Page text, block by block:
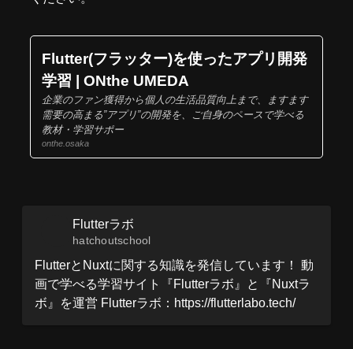
Flutter(フラッター)を使ったアプリ開発
学習 | ONthe UMEDA
企業のファン獲得から個人の生活品質向上まで、ますます
需要の高まる”アプリ”の開発を、ご自身のペースで学べる
教材・学習サポー
onthe.osaka
Flutterラボ
hatchoutschool
FlutterとNuxtに関する知識を発信しています！ 動
画で学べる学習サイト『Flutterラボ』と『Nuxtラ
ボ』を運営 Flutterラボ：https://flutterlabo.tech/